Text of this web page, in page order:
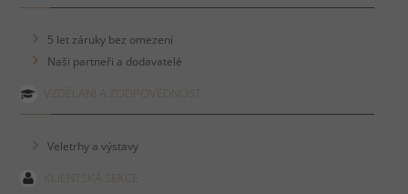
5 let záruky bez omezení
Naši partneři a dodavatelé
VZDĚLÁNÍ A ZODPOVĚDNOST
Veletrhy a výstavy
KLIENTSKÁ SEKCE